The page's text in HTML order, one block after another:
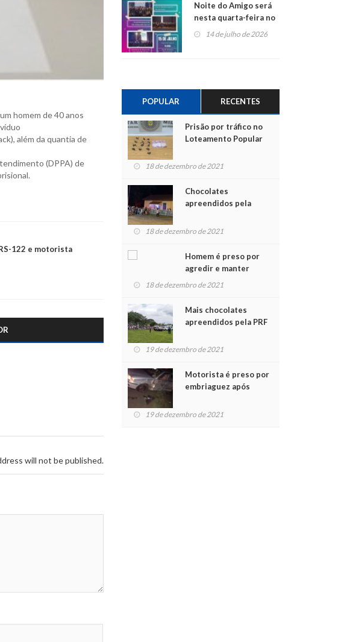
homem de 40 anos
além da quantia de
(DPPA) de
122 e motorista
will not be published.
Noite do Amigo será
nesta quarta-feira no
Centro de Cultura de
14 de julho de 2026
POPULAR RECENTES
Prisão por tráfico no
Loteamento Popular
18 de dezembro de 2021
Chocolates
apreendidos pela
para crianças na
18 de dezembro de 2021
Homem é preso por
agredir e manter
mulher em cárcere
18 de dezembro de 2021
Mais chocolates
apreendidos pela PRF
crianças no Natal
19 de dezembro de 2021
Motorista é preso por
embriaguez após
feridos
19 de dezembro de 2021